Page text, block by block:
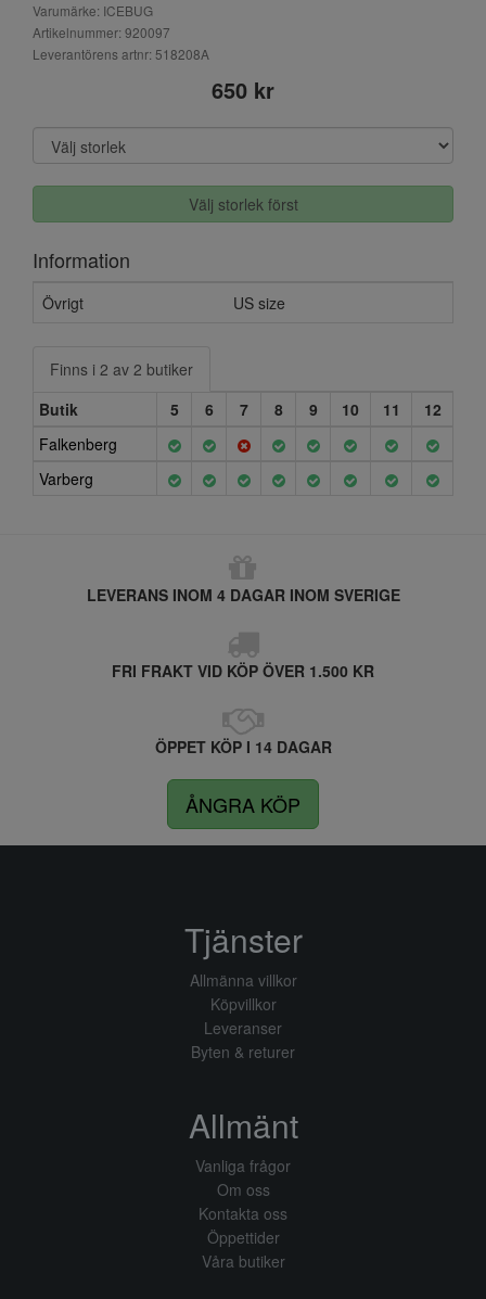
Varumärke: ICEBUG
Artikelnummer: 920097
Leverantörens artnr: 518208A
650 kr
Välj storlek först
Information
Övrigt US size
Finns i 2 av 2 butiker
Butik
5 6 7 8 9 10 11
12
Falkenberg
Varberg
LEVERANS INOM 4 DAGAR INOM SVERIGE
FRI FRAKT VID KÖP ÖVER 1.500 KR
ÖPPET KÖP I 14 DAGAR
ÅNGRA KÖP
Tjänster
Allmänna villkor
Köpvillkor
Leveranser
Byten & returer
Allmänt
Vanliga frågor
Om oss
Kontakta oss
Öppettider
Våra butiker